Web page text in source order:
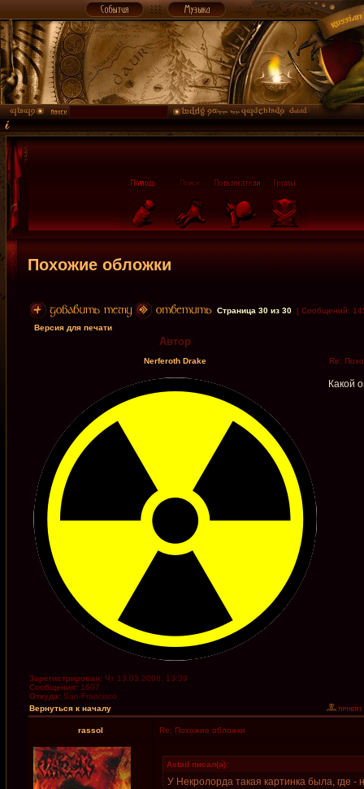
Похожие обложки
Страница 30 из 30 [ Сообщений:
Версия для печати
Автор
Nerferoth Drake Re:
Зарегистрирован: Чт 13.03.2008, 13:39
Сообщения: 1607
Откуда: San-Francisco
Какой
Вернуться к началу
rassol Re: Похожие обложки
Astad писал(а):
У Некролорда такая картинка была, где -